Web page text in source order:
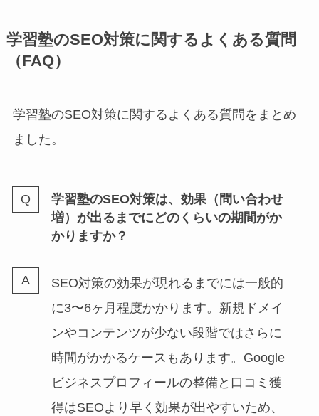
学習塾のSEO対策に関するよくある質問
（FAQ）
学習塾のSEO対策に関するよくある質問をまとめ
ました。
学習塾のSEO対策は、効果（問い合わせ
増）が出るまでにどのくらいの期間がか
かりますか？
SEO対策の効果が現れるまでには一般的
に3〜6ヶ月程度かかります。新規ドメイ
ンやコンテンツが少ない段階ではさらに
時間がかかるケースもあります。Google
ビジネスプロフィールの整備と口コミ獲
得はSEOより早く効果が出やすいため、